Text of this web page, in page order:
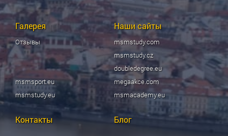
Галерея
Отзывы
Наши сайты
msmstudy.com
msmstudy.cz
doubledegree.eu
msmsport.eu
msmstudy.eu
megaakce.com
msmacademy.eu
Контакты Блог